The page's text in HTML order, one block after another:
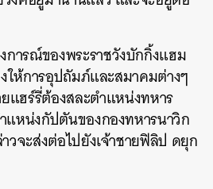
การณ์ของพระราชวังบักกิ้งแฮม
ให้การอุปถัมภ์และสมาคมต่างๆ
แฮร์รี่ต้องสละตำแหน่งทหาร
หน่งกัปตันของกองทหารนาวิก
วจะส่งต่อไปยังเจ้าชายฟิลิป ดยุก